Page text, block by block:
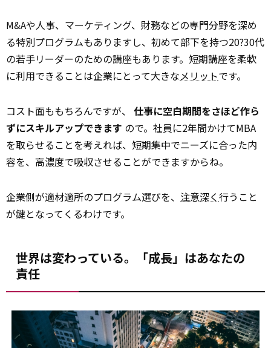
M&Aや人事、マーケティング、財務などの専門分野を深め
る特別プログラムもありますし、初めて部下を持つ20?30代
の若手リーダーのための講座もあります。短期講座を柔軟
に利用できることは企業にとって大きなメリットです。
コスト面ももちろんですが、 仕事に空白期間をさほど作ら
ずにスキルアップできます ので。社員に2年間かけてMBA
を取らせることを考えれば、短期集中でニーズに合った内
容を、高濃度で吸収させることができますからね。
企業側が適材適所のプログラム選びを、 注意深く行うこと
が鍵となってくるわけです。
世界は変わっている。「成長」はあなたの
責任